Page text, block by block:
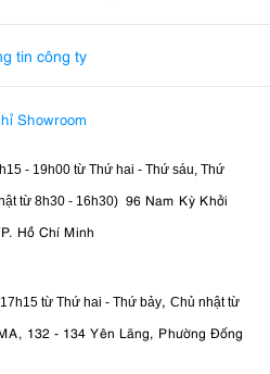
tin công ty
Showroom
- 19h00 từ Thứ hai - Thứ sáu, Thứ
từ 8h30 - 16h30) 96 Nam Kỳ Khởi
Hồ Chí Minh
từ Thứ hai - Thứ bảy, Chủ nhật từ
132 - 134 Yên Lãng, Phường Đống